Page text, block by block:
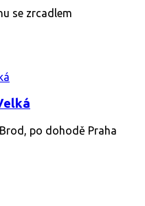
se zrcadlem
po dohodě Praha